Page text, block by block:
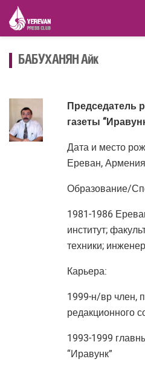
БАБУХАНЯН Айк
Председатель
газеты
Дата и место
Ереван, Армения
Образование/
1981-1986
институт;
техники;
Карьера:
1999-н/вр член,
редакционного
1993-1999
“Иравунк”